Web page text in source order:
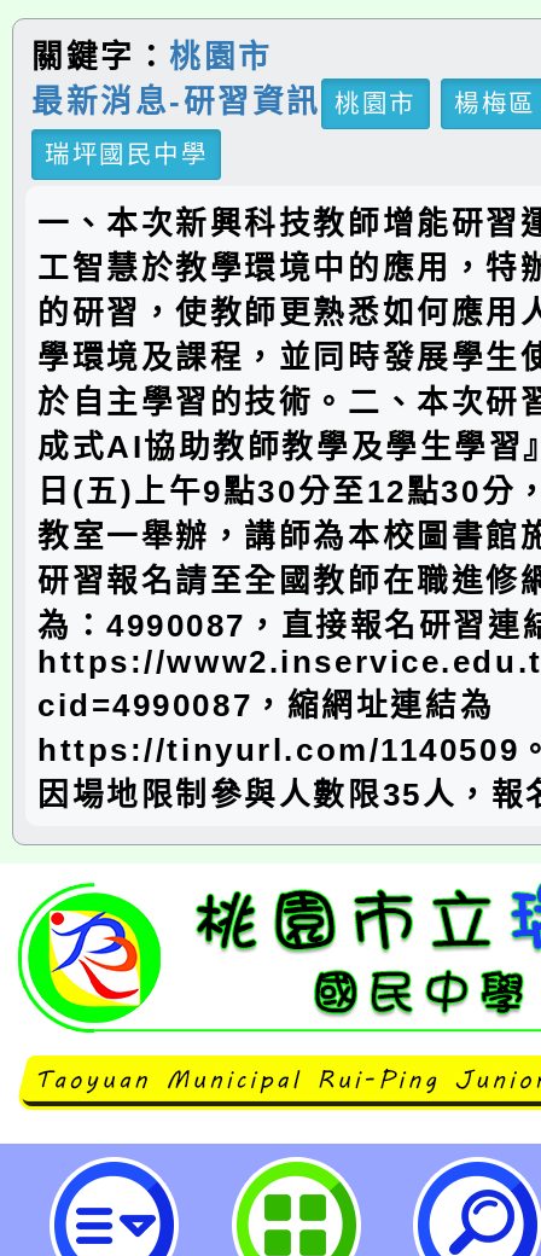
關鍵字：桃園市
最新消息-研習資訊
桃園市
楊梅區
瑞坪國民中學
一、本次新興科技教師增能研習
工智慧於教學環境中的應用，特
的研習，使教師更熟悉如何應用
學環境及課程，並同時發展學生
於自主學習的技術。二、本次研
成式AI協助教師教學及學生學習
日(五)上午9點30分至12點30分
教室一舉辦，講師為本校圖書館
研習報名請至全國教師在職進修
為：4990087，直接報名研習連
https://
cid=4990087，縮網址連結為
https://tinyurl.com/1140509
因場地限制參與人數限35人，報
國教署新興科技教育遠距示範服務
A組教師增能推廣研習-桃園市立瑞